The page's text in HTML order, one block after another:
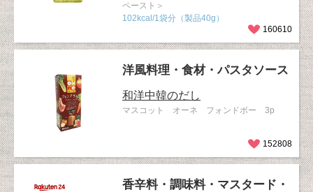
ペースト＞
102kcal/1袋分（製品40g）
160610
洋風料理・食材・パスタソース
和洋中韓のだし
マスコット オーネ フォンドボー 3p
152808
香辛料・調味料・マスタード・